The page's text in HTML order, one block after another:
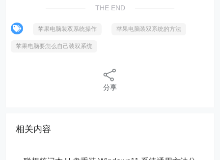
THE END
苹果电脑装双系统操作 苹果电脑装双系统的方法
苹果电脑要怎么自己装双系统
分享
相关内容